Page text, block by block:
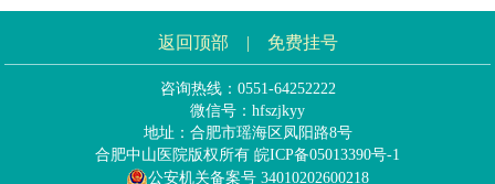
返回顶部 | 免费挂号
咨询热线：0551-64252222
微信号：hfszjkyy
地址：合肥市瑶海区凤阳路8号
合肥中山医院版权所有 皖ICP备05013390号-1
公安机关备案号 34010202600218